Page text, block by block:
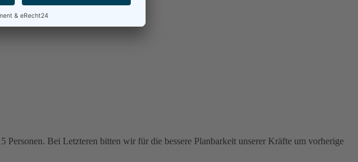
Bei Letzteren bitten wir für die bessere Planbarkeit unserer Kräfte um vorherige